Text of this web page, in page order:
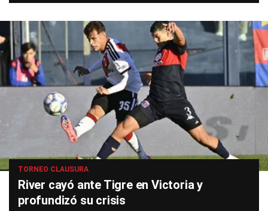
TORNEO CLAUSURA
River cayó ante Tigre en Victoria y
profundizó su crisis